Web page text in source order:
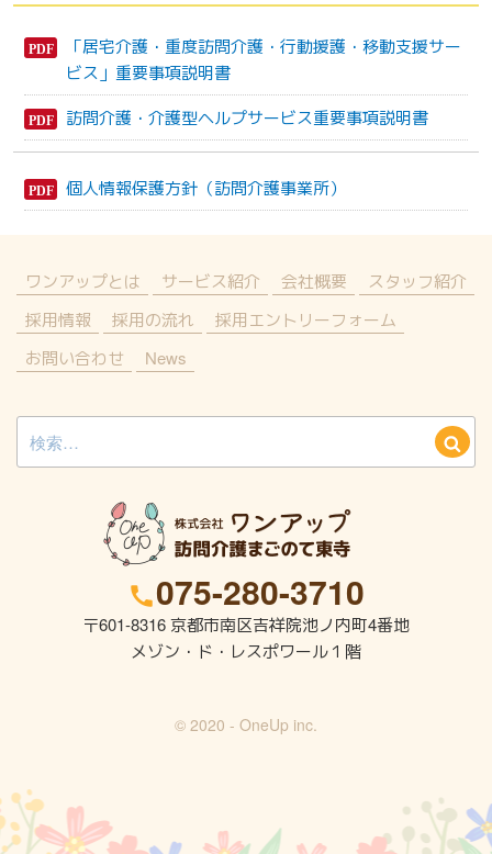
「居宅介護・重度訪問介護・行動援護・移動支援サー
ビス」重要事項説明書
訪問介護・介護型ヘルプサービス重要事項説明書
個人情報保護方針（訪問介護事業所）
ワンアップとは サービス紹介 会社概要
スタッフ紹介
採用情報
採用の流れ
採用エントリーフォーム
お問い合わせ
News
索:
検
索
075-280-3710
〒601-8316京都市南区吉祥院池ノ内町4番地
メゾン・ド・レスポワール１階
© 2020 - OneUp inc.